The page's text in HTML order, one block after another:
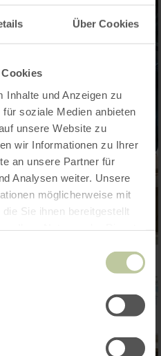
Über Cookies
Inhalte und Anzeigen zu
soziale Medien anbieten
unsere Website zu
wir Informationen zu Ihrer
an unsere Partner für
Analysen weiter. Unsere
möglicherweise mit
Sie ihnen bereitgestellt